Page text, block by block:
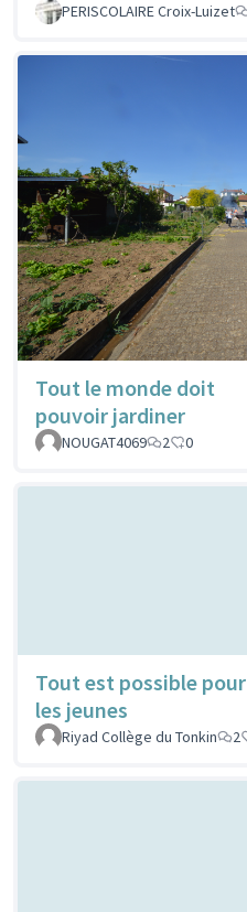
PERISCOLAIRE Croix-Luizet
Tout le monde doit
pouvoir jardiner
NOUGAT4069
2 0
Tout est possible pour
les jeunes
Riyad Collège du Tonkin
2